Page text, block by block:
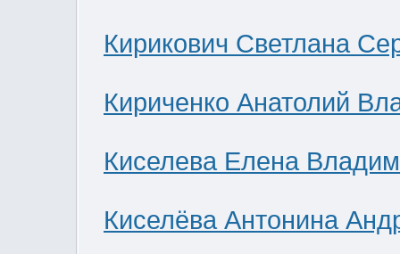
Кирикович Светлана
Кириченко Анатолий
Киселева Елена
Киселёва Антонина